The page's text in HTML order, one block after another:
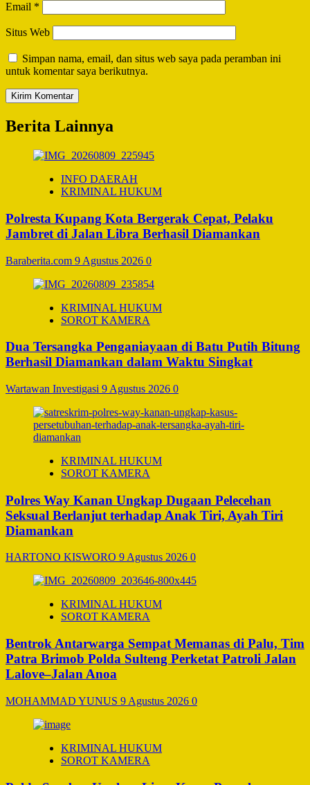
Email *
Situs Web
Simpan nama, email, dan situs web saya pada peramban ini
untuk komentar saya berikutnya.
Berita Lainnya
INFO DAERAH
KRIMINAL HUKUM
Polresta Kupang Kota Bergerak Cepat, Pelaku
Jambret di Jalan Libra Berhasil Diamankan
Baraberita.com 9 Agustus 2026 0
KRIMINAL HUKUM
SOROT KAMERA
Dua Tersangka Penganiayaan di Batu Putih Bitung
Berhasil Diamankan dalam Waktu Singkat
Wartawan Investigasi 9 Agustus 2026 0
KRIMINAL HUKUM
SOROT KAMERA
Polres Way Kanan Ungkap Dugaan Pelecehan
Seksual Berlanjut terhadap Anak Tiri, Ayah Tiri
Diamankan
HARTONO KISWORO 9 Agustus 2026 0
KRIMINAL HUKUM
SOROT KAMERA
Bentrok Antarwarga Sempat Memanas di Palu, Tim
Patra Brimob Polda Sulteng Perketat Patroli Jalan
Lalove–Jalan Anoa
MOHAMMAD YUNUS 9 Agustus 2026 0
KRIMINAL HUKUM
SOROT KAMERA